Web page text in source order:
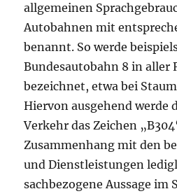
allgemeinen
Autobahnen mit
benannt. So werde
Bundesautobahn 8 in aller
bezeichnet, etwa bei
Hiervon ausgehend werde
Verkehr das Zeichen
Zusammenhang mit den
und Dienstleistungen
sachbezogene Aussage im